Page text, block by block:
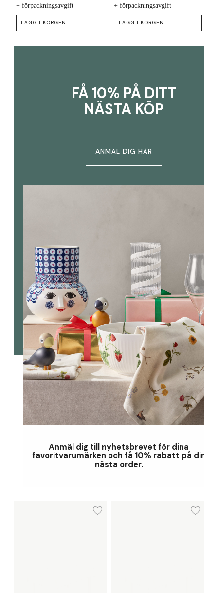
+ förpackningsavgift
LÄGG I KORGEN
FÅ 10% PÅ DITT
NÄSTA KÖP
ANMÄL DIG HÄR
Anmäl dig till nyhetsbrevet för dina
favoritvarumärken och få 10% rabatt på din
nästa order.
+ förpackningsavgift
LÄGG I KORGEN
Födelsedagsduk 150x320 cm
Lägg till i önskelista
Födelsedagsduk 150x220 cm